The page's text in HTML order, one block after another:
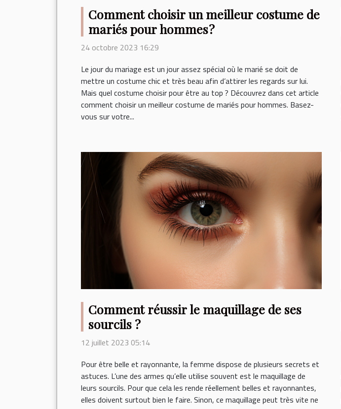
Comment choisir un meilleur costume de
mariés pour hommes ?
24 octobre 2023 16:29
Le jour du mariage est un jour assez spécial où le marié se doit de
mettre un costume chic et très beau afin d’attirer les regards sur lui.
Mais quel costume choisir pour être au top ? Découvrez dans cet article
comment choisir un meilleur costume de mariés pour hommes. Basez-
vous sur votre...
Comment réussir le maquillage de ses
sourcils ?
12 juillet 2023 05:14
Pour être belle et rayonnante, la femme dispose de plusieurs secrets et
astuces. L’une des armes qu’elle utilise souvent est le maquillage de
leurs sourcils. Pour que cela les rende réellement belles et rayonnantes,
elles doivent surtout bien le faire. Sinon, ce maquillage peut très vite ne